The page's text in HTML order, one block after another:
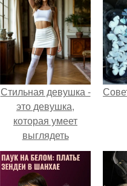
Стильная девушка -
это девушка,
которая умеет
выглядеть
привлекательно и
элегантно в любои
ситуации.